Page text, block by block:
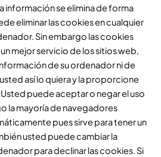
información se elimina de forma
eliminar las cookies en cualquier
Sin embargo las cookies
mejor servicio de los sitios web,
de su ordenador ni de
así lo quiera y la proporcione
puede aceptar o negar el uso
la mayoría de navegadores
pues sirve para tener un
usted puede cambiar la
para declinar las cookies. Si